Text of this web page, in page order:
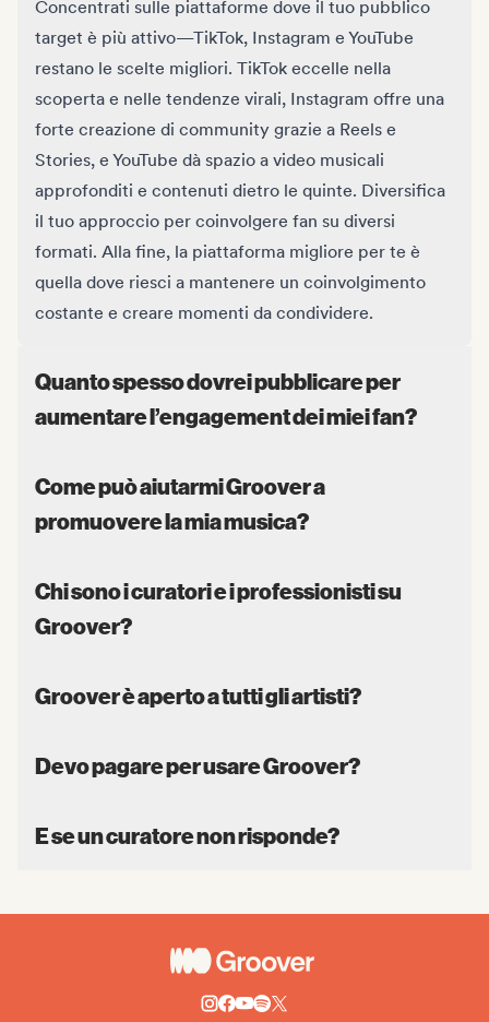
Concentrati sulle piattaforme dove il tuo pubblico
target è più attivo—TikTok, Instagram e YouTube
restano le scelte migliori. TikTok eccelle nella
scoperta e nelle tendenze virali, Instagram offre una
forte creazione di community grazie a Reels e
Stories, e YouTube dà spazio a video musicali
approfonditi e contenuti dietro le quinte. Diversifica
il tuo approccio per coinvolgere fan su diversi
formati. Alla fine, la piattaforma migliore per te è
quella dove riesci a mantenere un coinvolgimento
costante e creare momenti da condividere.
Quanto spesso dovrei pubblicare per
aumentare l’engagement dei miei fan?
Come può aiutarmi Groover a
promuovere la mia musica?
Chi sono i curatori e i professionisti su
Groover?
Groover è aperto a tutti gli artisti?
Devo pagare per usare Groover?
E se un curatore non risponde?